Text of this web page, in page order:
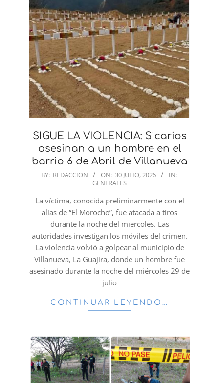
SIGUE LA VIOLENCIA: Sicarios
asesinan a un hombre en el
barrio 6 de Abril de Villanueva
2026-
30
BY: REDACCION ON: 30 JULIO, 2026
IN:
GENERALES
La víctima, conocida preliminarmente con el
alias de “El Morocho”, fue atacada a tiros
durante la noche del miércoles. Las
autoridades investigan los móviles del crimen.
La violencia volvió a golpear al municipio de
Villanueva, La Guajira, donde un hombre fue
asesinado durante la noche del miércoles 29 de
julio
CONTINUAR LEYENDO…